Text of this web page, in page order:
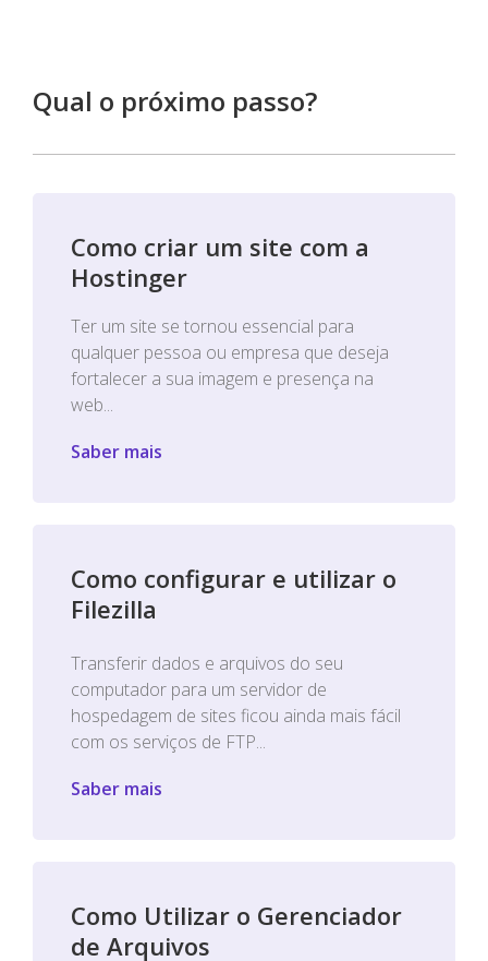
Qual o próximo passo?
Como criar um site com a
Hostinger
Ter um site se tornou essencial para
qualquer pessoa ou empresa que deseja
fortalecer a sua imagem e presença na
web...
Saber mais
Como configurar e utilizar o
Filezilla
Transferir dados e arquivos do seu
computador para um servidor de
hospedagem de sites ficou ainda mais fácil
com os serviços de FTP...
Saber mais
Como Utilizar o Gerenciador
de Arquivos